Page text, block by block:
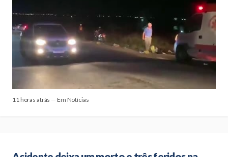
11 horas atrás — Em Notícias